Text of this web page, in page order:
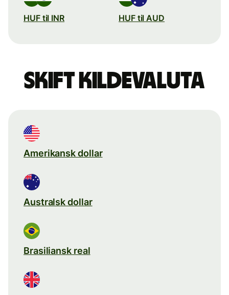
HUF til INR HUF til AUD
Skift kildevaluta
Amerikansk dollar
Australsk dollar
Brasiliansk real